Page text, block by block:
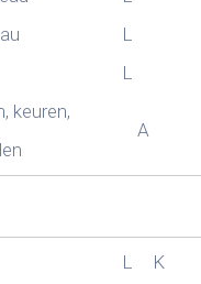
L
L
keuren,
A
L
K